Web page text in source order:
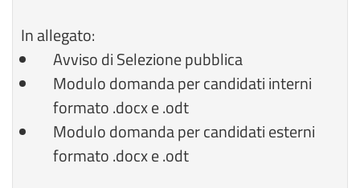
In allegato:
Avviso di Selezione pubblica
Modulo domanda per candidati interni
formato .docx e .odt
Modulo domanda per candidati esterni
formato .docx e .odt